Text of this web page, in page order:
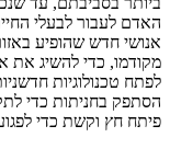
האדם לעבור לבעלי
אנושי חדש שהופיע
מקודמו, כדי להשיג את
לפתח טכנולוגיות
הסתפק בחניתות כדי
פיתח חץ וקשת כדי